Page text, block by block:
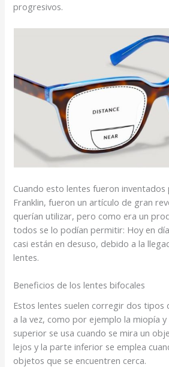
progresivos.
Cuando esto lentes fueron inventados
Franklin, fueron un artículo de gran
querían utilizar, pero como era un
todos se lo podían permitir: Hoy en
casi están en desuso, debido a la
lentes.
Beneficios de los lentes bifocales
Estos lentes suelen corregir dos
a la vez, como por ejemplo la miopía
superior se usa cuando se mira un
lejos y la parte inferior se emplea
objetos que se encuentren cerca.